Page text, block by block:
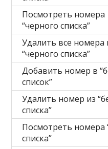
Посмотреть номера
“черного списка”
Удалить все номера
“черного списка”
Добавить номер в
список”
Удалить номер из
списка”
Посмотреть номера
списка”